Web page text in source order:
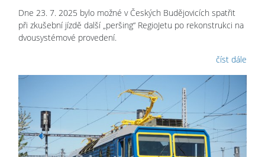
Dne 23. 7. 2025 bylo možné v Českých Budějovicích spatřit
při zkušební jízdě další „peršing“ RegioJetu po rekonstrukci na
dvousystémové provedení.
číst dále